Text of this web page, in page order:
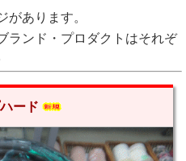
があります。
ランド・プロダクトはそれぞ
ード